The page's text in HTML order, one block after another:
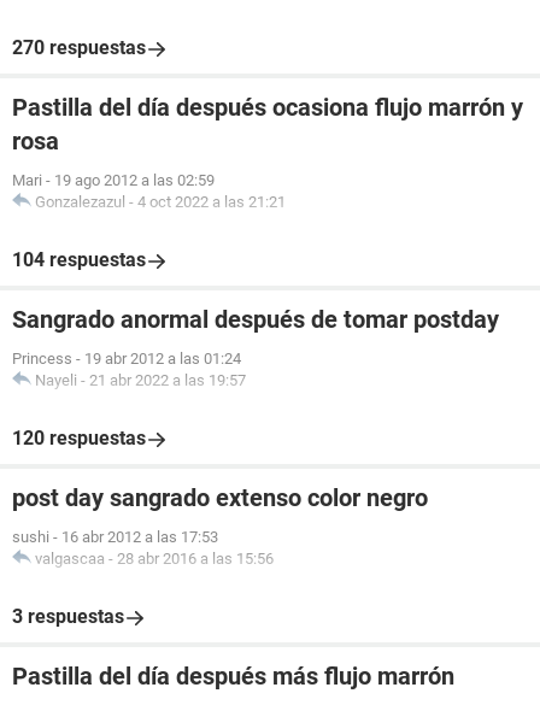
270 respuestas
Pastilla del día después ocasiona flujo marrón y
rosa
Mari - 19 ago 2012 a las 02:59
Gonzalezazul - 4 oct 2022 a las 21:21
104 respuestas
Sangrado anormal después de tomar postday
Princess - 19 abr 2012 a las 01:24
Nayeli - 21 abr 2022 a las 19:57
120 respuestas
post day sangrado extenso color negro
sushi - 16 abr 2012 a las 17:53
valgascaa - 28 abr 2016 a las 15:56
3 respuestas
Pastilla del día después más flujo marrón